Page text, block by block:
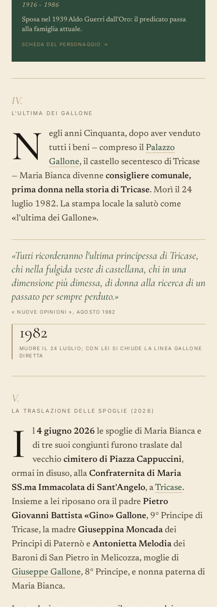
1916 – 1986
Sposa nel 1939 Aldo Guerri dall'Oro: il predicato passa
alla famiglia attuale.
SCHEDA DEL PERSONAGGIO →
IV.
L'ULTIMA DEI GALLONE
N
egli anni Cinquanta, dopo aver venduto
tutti i beni — compreso il Palazzo
Gallone, il castello secentesco di Tricase
— Maria Bianca divenne consigliere comunale,
prima donna nella storia di Tricase. Morì il 24
luglio 1982. La stampa locale la salutò come
«l'ultima dei Gallone».
«Tutti ricorderanno l'ultima principessa di Tricase,
chi nella fulgida veste di castellana, chi in una
dimensione più dimessa, di donna alla ricerca di un
passato per sempre perduto.»
« NUOVE OPINIONI », AGOSTO 1982
1982
MUORE IL 24 LUGLIO; CON LEI SI CHIUDE LA LINEA GALLONE
DIRETTA
V.
LA TRASLAZIONE DELLE SPOGLIE (2026)
I l 4 giugno 2026 le spoglie di Maria Bianca e
di tre suoi congiunti furono traslate dal
vecchio cimitero di Piazza Cappuccini,
ormai in disuso, alla Confraternita di Maria
SS.ma Immacolata di Sant'Angelo, aTricase.
Insieme a lei riposano ora il padre Pietro
Giovanni Battista «Gino» Gallone, 9° Principe di
Tricase, la madre Giuseppina Moncada dei
Principi di Paternò e Antonietta Melodia dei
Baroni di San Pietro in Melicozza, moglie di
Giuseppe Gallone, 8° Principe, e nonna paterna di
Maria Bianca.